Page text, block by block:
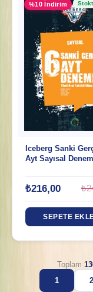
%10 İndirim
Iceberg Sanki
Ayt Sayısal
₺216,00
SEPETE
Toplam
1
2